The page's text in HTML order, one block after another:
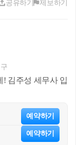
공유하기 제보하기
김주성 세무사 입
예약하기
예약하기